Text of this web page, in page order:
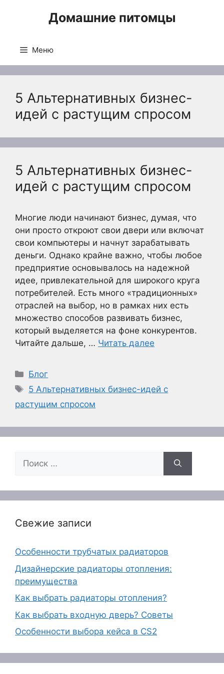
Домашние питомцы
Меню
5 Альтернативных бизнес-
идей с растущим спросом
5 Альтернативных бизнес-
идей с растущим спросом
Многие люди начинают бизнес, думая, что
они просто откроют свои двери или включат
свои компьютеры и начнут зарабатывать
деньги. Однако крайне важно, чтобы любое
предприятие основывалось на надежной
идее, привлекательной для широкого круга
потребителей. Есть много «традиционных»
отраслей на выбор, но в рамках них есть
множество способов развивать бизнес,
который выделяется на фоне конкурентов.
Читайте дальше, … Читать далее
Рубрики
Блог
Метки
5 Альтернативных бизнес-идей с
растущим спросом
Поиск:
Свежие записи
Особенности трубчатых радиаторов
Дизайнерские радиаторы отопления:
преимущества
Как выбрать радиаторы отопления?
Как выбрать входную дверь? Советы
Особенности выбора кейса в CS2